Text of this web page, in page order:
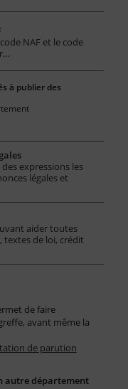
NAF et le code
à publier des
expressions les
légales et
aider toutes
textes de loi, crédit
de faire
avant même la
de parution
autre département